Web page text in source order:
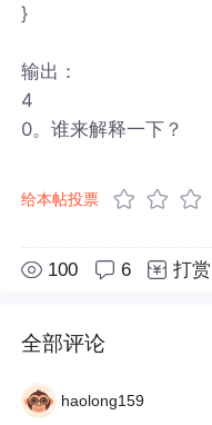
}
输出：
4
0。谁来解释一下？
给本帖投票
100 6 打赏
全部评论
haolong159